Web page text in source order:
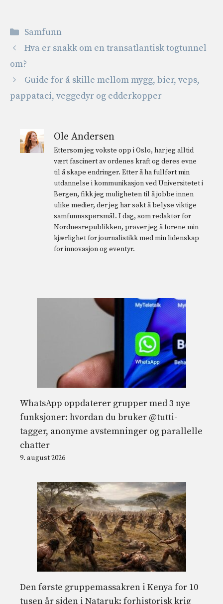
Kategorier
Samfunn
Hva er snakk om en transatlantisk togtunnel
om?
Guide for å skille mellom mygg, bier, veps,
pappataci, veggedyr og edderkopper
Ole Andersen
Ettersom jeg vokste opp i Oslo, har jeg alltid
vært fascinert av ordenes kraft og deres evne
til å skape endringer. Etter å ha fullført min
utdannelse i kommunikasjon ved Universitetet i
Bergen, fikk jeg muligheten til å jobbe innen
ulike medier, der jeg har søkt å belyse viktige
samfunnsspørsmål. I dag, som redaktør for
Nordnesrepublikken, prøver jeg å forene min
kjærlighet for journalistikk med min lidenskap
for innovasjon og eventyr.
WhatsApp oppdaterer grupper med 3 nye
funksjoner: hvordan du bruker @tutti-
tagger, anonyme avstemninger og parallelle
chatter
9. august 2026
Den første gruppemassakren i Kenya for 10
tusen år siden i Nataruk: forhistorisk krig